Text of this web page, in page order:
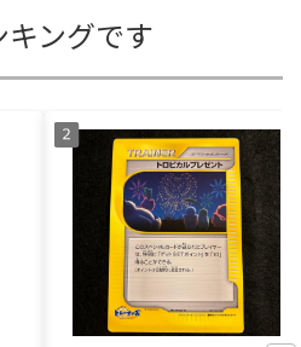
ングです